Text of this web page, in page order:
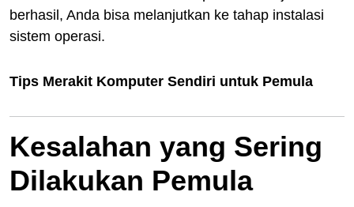
berhasil, Anda bisa melanjutkan ke tahap instalasi
sistem operasi.
Tips Merakit Komputer Sendiri untuk Pemula
Kesalahan yang Sering
Dilakukan Pemula